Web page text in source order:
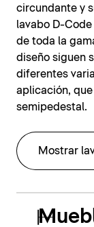
circundante y
lavabo D-
de toda la
diseño siguen
diferentes
aplicación,
semipedestal.
Mostrar